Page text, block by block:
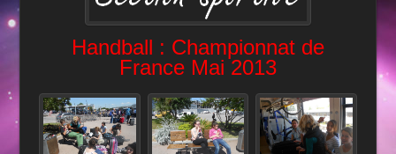
Handball : Championnat de
France Mai 2013